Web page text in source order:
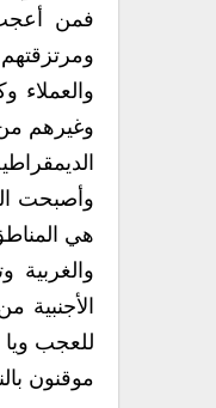
فمن
والعملاء
وغيرهم
وأصبحت
هي
والغربية
للعجب
موقنون